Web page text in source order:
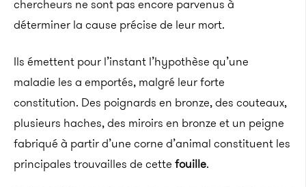
chercheurs ne sont pas encore parvenus à
déterminer la cause précise de leur mort.
Ils émettent pour l’instant l’hypothèse qu’une
maladie les a emportés, malgré leur forte
constitution. Des poignards en bronze, des couteaux,
plusieurs haches, des miroirs en bronze et un peigne
fabriqué à partir d’une corne d’animal constituent les
principales trouvailles de cette fouille.